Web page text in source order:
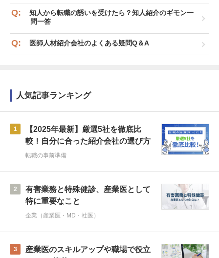
知人から転職の誘いを受けたら？知人紹介のギモン一
問一答
医師人材紹介会社のよくある疑問Q＆A
人気記事ランキング
1
【2025年最新】厳選5社を徹底比
較！自分に合った紹介会社の選び方
転職の事前準備
2
有害業務と特殊健診、産業医として
特に重要なこと
企業（産業医・MD・社医）
3
産業医のスキルアップや職場で役立